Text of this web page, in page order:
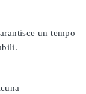
un tempo